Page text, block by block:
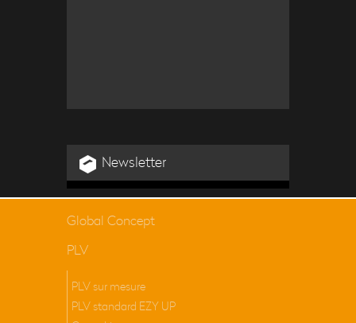
Newsletter
Global Concept
PLV
PLV sur mesure
PLV standard EZY UP